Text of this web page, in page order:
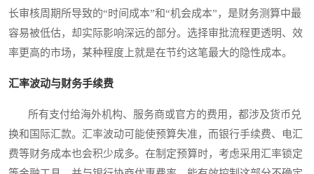
长审核周期所导致的“时间成本”和“机会成本”，是财务测算中最
容易被低估，却实际影响深远的部分。选择审批流程更透明、效
率更高的市场，某种程度上就是在节约这笔最大的隐性成本。
汇率波动与财务手续费
所有支付给海外机构、服务商或官方的费用，都涉及货币兑
换和国际汇款。汇率波动可能使预算失准，而银行手续费、电汇
费等财务成本也会积少成多。在制定预算时，考虑采用汇率锁定